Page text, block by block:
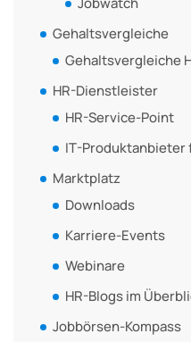
Gehaltsvergleiche
Gehaltsvergleiche
HR-Dienstleister
HR-Service-Point
IT-Produktanbieter
Marktplatz
Downloads
Karriere-Events
Webinare
HR-Blogs im
Jobbörsen-Kompass